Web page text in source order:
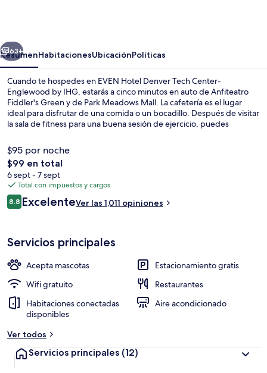
Center-
Englewood
by
IHG
Siguiente
63+
ResumenHabitacionesUbicaciónPolíticas
Cuando te hospedes en EVEN Hotel Denver Tech Center-
Englewood by IHG, estarás a cinco minutos en auto de Anfiteatro
Fiddler's Green y de Park Meadows Mall. La cafetería es el lugar
ideal para disfrutar de una comida o un bocadillo. Después de visitar
la sala de fitness para una buena sesión de ejercicio, puedes
servicios destacan su snack bar o deli y su terraza. Otros visitantes
hablan maravillas de las amenidades y características como el
personal amable y la ubicación. La propiedad está a una corta
distancia a pie de algunas opciones de transporte público: Estación
de tren Dry Creek está a 13 minutos.
$95 por noche
El
precio
total
es
de
$99 en total
6 sept - 7 sept
Total con impuestos y cargos
Opiniones
8.88.8 de 10,
ExcelenteVer las 1,011 opiniones
Servicios principales
Acepta mascotas
Estacionamiento gratis
Wifi gratuito
Restaurantes
Habitaciones conectadas
disponibles
Aire acondicionado
Ver todos
Servicios principales (12)